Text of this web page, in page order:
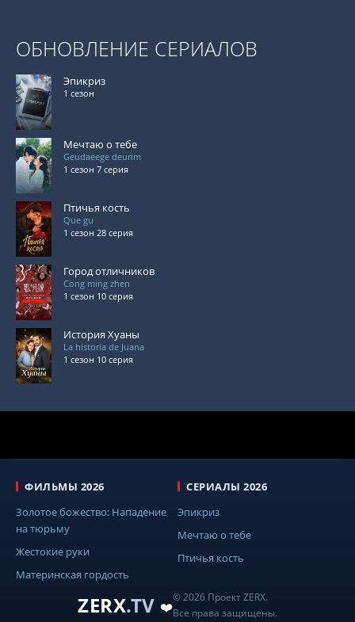
ОБНОВЛЕНИЕ СЕРИАЛОВ
Эпикриз
1 сезон
Мечтаю о тебе
Geudaeege deurim
1 сезон 7 серия
Птичья кость
Que gu
1 сезон 28 серия
Город отличников
Cong ming zhen
1 сезон 10 серия
История Хуаны
La historia de Juana
1 сезон 10 серия
ZERX.TV ❤️
© 2026 Проект ZERX.
Все права защищены.
ФИЛЬМЫ 2026
Золотое божество: Нападение
на тюрьму
Жестокие руки
Материнская гордость
СЕРИАЛЫ 2026
Эпикриз
Мечтаю о тебе
Птичья кость